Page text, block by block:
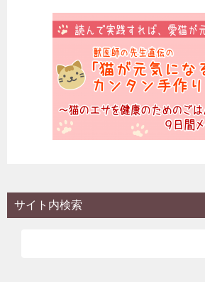
b
o
st
a
サイト内検索